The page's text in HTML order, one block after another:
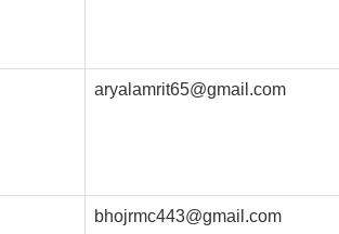
aryalamrit65@gmail.com
bhojrmc443@gmail.com